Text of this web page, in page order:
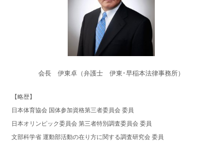
会長 伊東卓（弁護士 伊東･早稲本法律事務所）
【略歴】
日本体育協会 国体参加資格第三者委員会 委員
日本オリンピック委員会 第三者特別調査委員会 委員
文部科学省 運動部活動の在り方に関する調査研究会 委員